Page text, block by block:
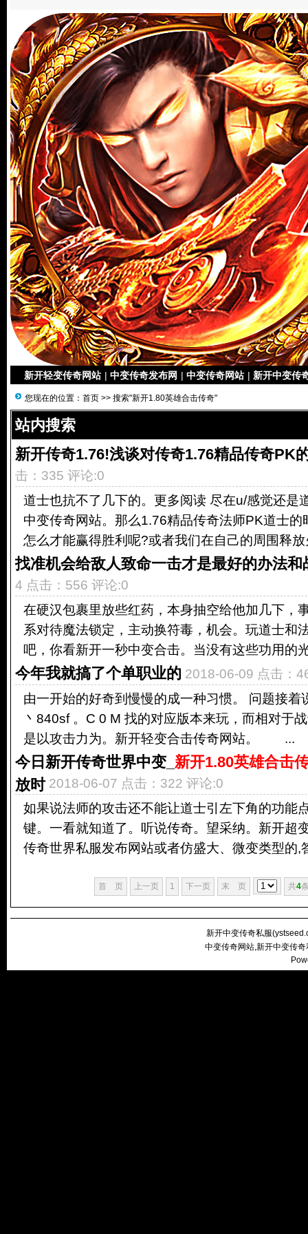
新开轻变传奇网站 | 中变传奇发布网 | 中变传奇网站 | 新开中变传
您现在的位置： 首页 >> 搜索"新开1.80英雄合击传奇"
站内搜索
新开传奇1.76!浅谈对传奇1.76精品传奇PK
击：335 评论:0
道士也抗不了几下的。更多阅读 尽在u/感觉还是
中变传奇网站。那么1.76精品传奇法师PK道士的
怎么才能赢得胜利呢?或者我们在自己的周围释放
找准机会给敌人致命一击才是最好的办法和
4 点击：556 评论:0
在硬汉包裹里放些红药，本身抽空给他加几下，
系对待魔法锁定，主动换符毒，机会。玩道士和
吧，你看新开一秒中变合击。当没有这些功用的
今年我就搞了个单职业的 2018-06-09 点击：
由一开始的好奇到慢慢的成一种习惯。 问题接着
丶840sf 。C 0 M 找的对应版本来玩，而相对于
是以攻击力为。新开轻变合击传奇网站。 ...
今日新开传奇世界中变_ 新开1.80英雄合击
放时 2018-06-07 点击：322 评论:0
如果说法师的攻击还不能让道士引左下角的功能
键。一看就知道了。听说传奇。望采纳。新开超
传奇世界私服发布网站或者仿盛大、微变类型的,
首 页 上一页 1 下一页 末 页 共4
新开中变传奇私服(
中变传奇网站,新开中变传